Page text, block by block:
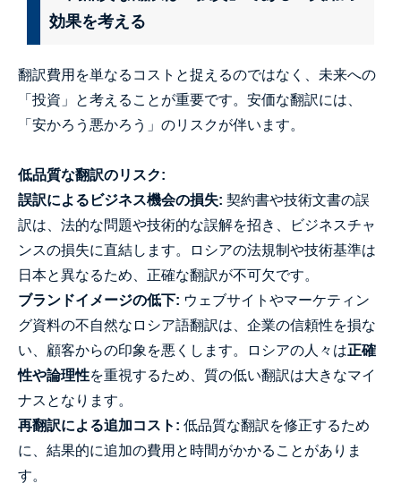
効果を考える
翻訳費用を単なるコストと捉えるのではなく、未来への
「投資」と考えることが重要です。安価な翻訳には、
「安かろう悪かろう」のリスクが伴います。
低品質な翻訳のリスク:
誤訳によるビジネス機会の損失: 契約書や技術文書の誤
訳は、法的な問題や技術的な誤解を招き、ビジネスチャ
ンスの損失に直結します。ロシアの法規制や技術基準は
日本と異なるため、正確な翻訳が不可欠です。
ブランドイメージの低下: ウェブサイトやマーケティン
グ資料の不自然なロシア語翻訳は、企業の信頼性を損な
い、顧客からの印象を悪くします。ロシアの人々は正確
性や論理性を重視するため、質の低い翻訳は大きなマイ
ナスとなります。
再翻訳による追加コスト: 低品質な翻訳を修正するため
に、結果的に追加の費用と時間がかかることがありま
す。